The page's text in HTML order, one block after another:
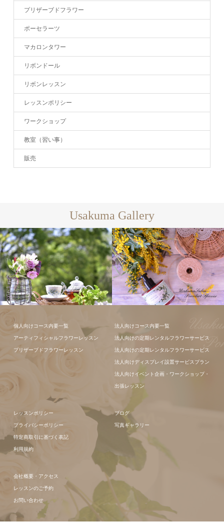
プリザーブドフラワー
ポーセラーツ
マカロンタワー
リボンドール
リボンレッスン
レッスンポリシー
ワークショップ
教室（習い事）
販売
Usakuma Gallery
ンジメント
個人向けコース内要一覧
アーティフィシャルフラワーレッスン
プリザーブドフラワーレッスン
法人向けコース内要一覧
法人向けの定期レンタルフラワーサービス
法人向けの定期レンタルフラワーサービス
法人向けディスプレイ設置サービスプラン
法人向けイベント企画・ワークショップ・
出張レッスン
レッスンポリシー
プライバシーポリシー
特定商取引に基づく表記
利用規約
ブログ
写真ギャラリー
会社概要・アクセス
レッスンのご予約
お問い合わせ